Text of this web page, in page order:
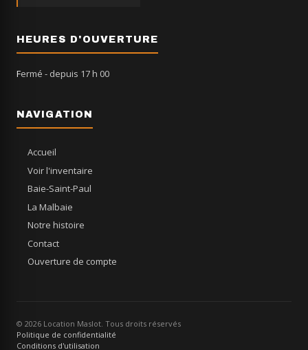
HEURES D'OUVERTURE
Fermé - depuis 17 h 00
NAVIGATION
Accueil
Voir l'inventaire
Baie-Saint-Paul
La Malbaie
Notre histoire
Contact
Ouverture de compte
© 2026 Location Maslot. Tous droits réservés
Politique de confidentialité
Conditions d'utilisation